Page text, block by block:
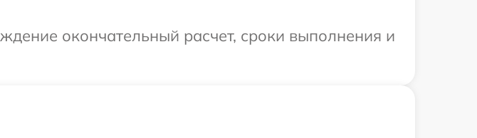
окончательный расчет, сроки выполнения и